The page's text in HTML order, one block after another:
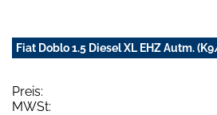
Fiat Doblo 1.5 Diesel XL EHZ Autm.
Preis:
MWSt: